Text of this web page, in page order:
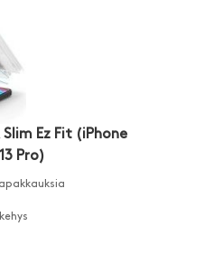
Ez Fit (iPhone
Pro)